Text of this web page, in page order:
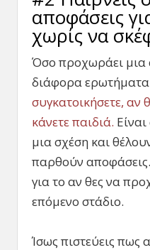
αποφάσεις
χωρίς να
Όσο προχωράει μια
διάφορα
συγκατοικήσετε, αν
κάνετε παιδιά.
μια σχέση και
παρθούν
για το αν θες να
επόμενο στάδιο.
Ίσως πιστεύεις πως